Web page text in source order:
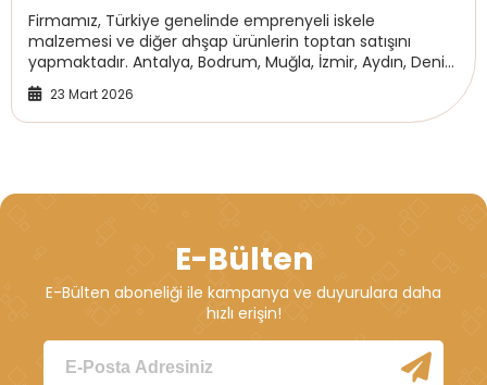
Ahşap Toptancısı
Firmamız, Türkiye genelinde emprenyeli iskele
malzemesi ve diğer ahşap ürünlerin toptan satışını
yapmaktadır. Antalya, Bodrum, Muğla, İzmir, Aydın, Denizli
ve diğer bölgelerde toplu siparişler için ek...
23 Mart 2026
E-Bülten
E-Bülten aboneliği ile kampanya ve duyurulara daha
hızlı erişin!